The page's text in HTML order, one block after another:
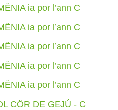
ia por l’ann C
ia por l’ann C
ia por l’ann C
ia por l’ann C
ia por l’ann C
CÖR DE GEJÚ - C